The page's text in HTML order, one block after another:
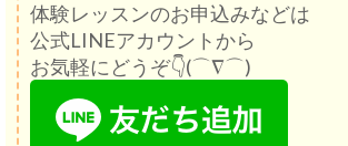
体験レッスンのお申込みなどは
公式LINEアカウントから
お気軽にどうぞ👇(⌒∇⌒)